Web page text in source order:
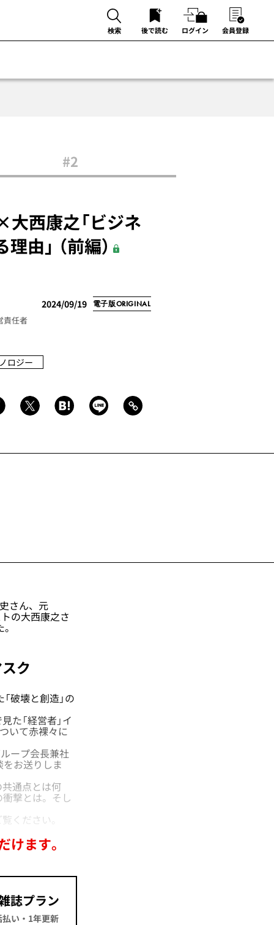
検索 後で読む ログイン 会員登録
#2
西康之「ビジネ
由」 （前編）
責任者
2024/09/19 電子版ORIGINAL
ロジー
さん、元
の大西康之さ
ク
破壊と創造」の
「経営者」イ
いて赤裸々に
ープ会長兼社
お送りしま
通点とは何
撃とは。そし
ください。
ます。
誌プラン
い・1年更新